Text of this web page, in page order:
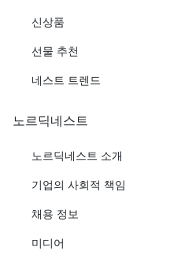
신상품
선물 추천
네스트 트렌드
노르딕네스트
노르딕네스트 소개
기업의 사회적 책임
채용 정보
미디어